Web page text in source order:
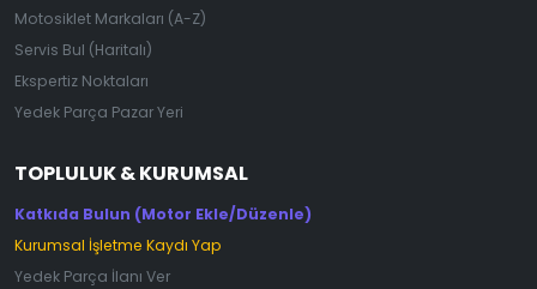
Motosiklet Markaları (A-Z)
Servis Bul (Haritalı)
Ekspertiz Noktaları
Yedek Parça Pazar Yeri
TOPLULUK & KURUMSAL
Katkıda Bulun (Motor Ekle/Düzenle)
Kurumsal İşletme Kaydı Yap
Yedek Parça İlanı Ver